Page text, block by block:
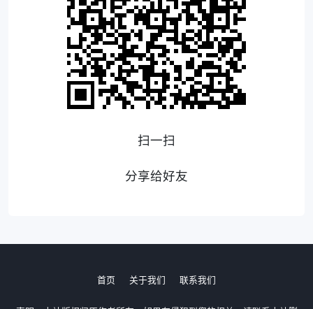
扫一扫
分享给好友
首页 关于我们 联系我们